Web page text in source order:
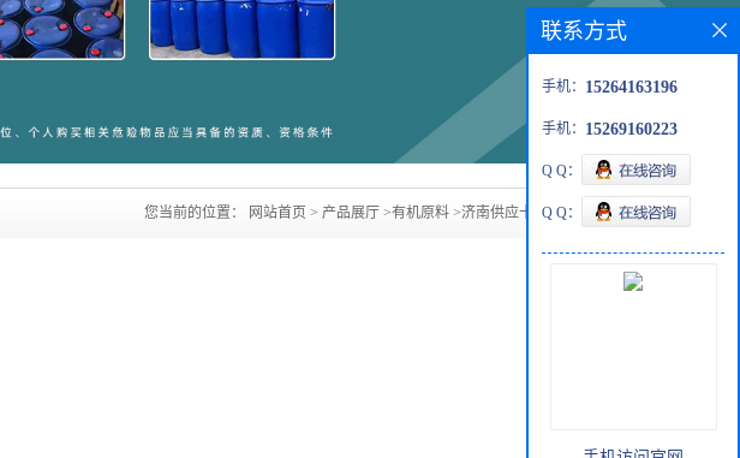
您当前的位置： 网站首页 > 产品展厅 >有机原料 >济南供应十六十八醇
联系方式
手机： 15264163196
手机： 15269160223
Q Q：
Q Q：